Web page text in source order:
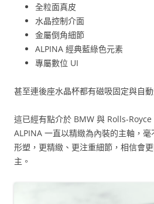
全粒面真皮
水晶控制介面
金屬倒角細節
ALPINA 經典藍綠色元素
專屬數位 UI
甚至連後座水晶杯都有磁吸固定與自動
這已經有點介於 BMW 與 Rolls-
ALPINA 一直以精緻為內裝的主軸，
形塑，更精緻、更注重細節，相信會
主。